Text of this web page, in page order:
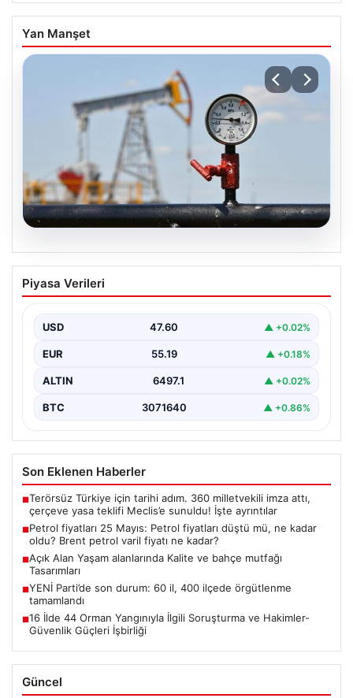
Yan Manşet
05.08.2026
Petrol fiyatları 25 Mayıs: Petrol fiyatları
düştü mü, ne kadar oldu? Brent petrol
Piyasa Verileri
USD 47.60 ▲ +0.02%
EUR 55.19 ▲ +0.18%
ALTIN 6497.1 ▲ +0.02%
BTC 3071640 ▲ +0.86%
Son Eklenen Haberler
■Terörsüz Türkiye için tarihi adım. 360 milletvekili imza attı,
çerçeve yasa teklifi Meclis’e sunuldu! İşte ayrıntılar
■Petrol fiyatları 25 Mayıs: Petrol fiyatları düştü mü, ne kadar
oldu? Brent petrol varil fiyatı ne kadar?
■Açık Alan Yaşam alanlarında Kalite ve bahçe mutfağı
Tasarımları
■YENİ Parti’de son durum: 60 il, 400 ilçede örgütlenme
tamamlandı
■16 İlde 44 Orman Yangınıyla İlgili Soruşturma ve Hakimler-
Güvenlik Güçleri İşbirliği
Güncel